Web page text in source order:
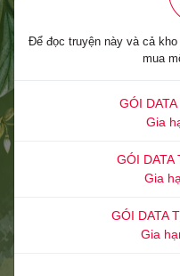
Để đọc truyện này và cả
mua
GÓI
Gia
GÓI DATA
Gia
GÓI DATA
Gia